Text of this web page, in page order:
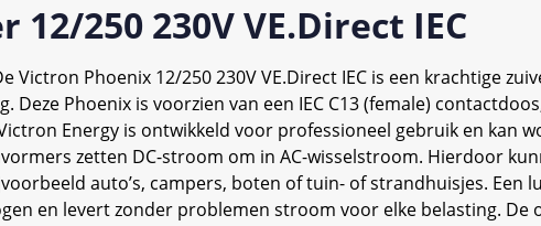
250 230V VE.Direct IEC
Victron Phoenix 12/250 230V VE.Direct IEC is een krachtige
Deze Phoenix is voorzien van een IEC C13 (female)
Energy is ontwikkeld voor professioneel gebruik en kan
zetten DC-stroom om in AC-wisselstroom. Hierdoor
auto’s, campers, boten of tuin- of strandhuisjes. Een
en levert zonder problemen stroom voor elke belasting. De